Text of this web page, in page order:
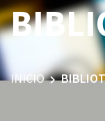
INICIO